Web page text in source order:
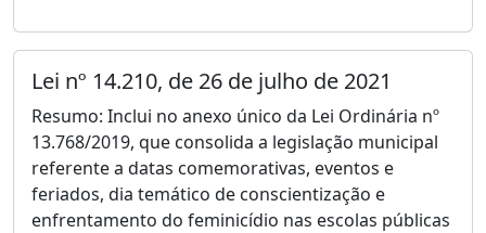
Lei nº 14.210, de 26 de julho de 2021
Resumo: Inclui no anexo único da Lei Ordinária nº
13.768/2019, que consolida a legislação municipal
referente a datas comemorativas, eventos e
feriados, dia temático de conscientização e
enfrentamento do feminicídio nas escolas públicas